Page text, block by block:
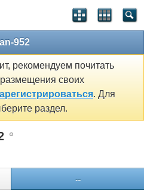
952
рекомендуем почитать
своих
. Для
раздел.
...